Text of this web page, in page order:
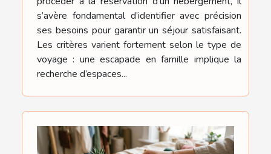
s’avère fondamental d’identifier avec précision
ses besoins pour garantir un séjour satisfaisant.
Les critères varient fortement selon le type de
voyage : une escapade en famille implique la
recherche d’espaces...